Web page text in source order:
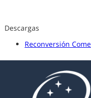
Descargas
Reconversión